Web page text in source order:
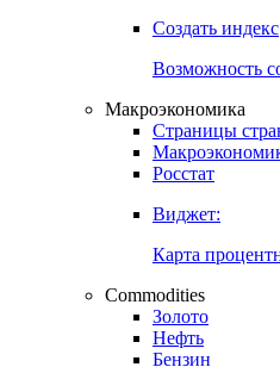
Создать индекс
Возможность
Макроэкономика
Страницы
Росстат
Виджет:
Карта
Commodities
Золото
Нефть
Бензин